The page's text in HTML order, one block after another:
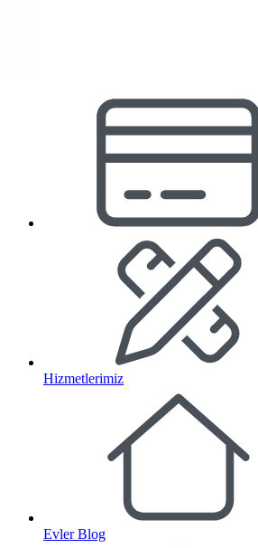
Hizmetlerimiz
Evler Blog